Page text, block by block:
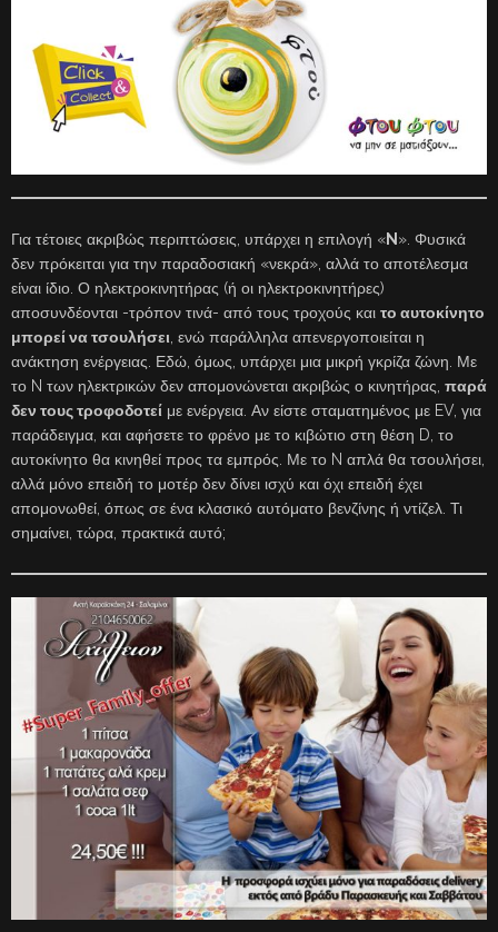
Για τέτοιες ακριβώς περιπτώσεις, υπάρχει η επιλογή «N ». Φυσικά
δεν πρόκειται για την παραδοσιακή «νεκρά», αλλά το αποτέλεσμα
είναι ίδιο. Ο ηλεκτροκινητήρας (ή οι ηλεκτροκινητήρες)
αποσυνδέονται -τρόπον τινά- από τους τροχούς και το αυτοκίνητο
μπορεί να τσουλήσει , ενώ παράλληλα απενεργοποιείται η
ανάκτηση ενέργειας. Εδώ, όμως, υπάρχει μια μικρή γκρίζα ζώνη. Με
το N των ηλεκτρικών δεν απομονώνεται ακριβώς ο κινητήρας, παρά
δεν τους τροφοδοτεί με ενέργεια. Αν είστε σταματημένος με EV, για
παράδειγμα, και αφήσετε το φρένο με το κιβώτιο στη θέση D, το
αυτοκίνητο θα κινηθεί προς τα εμπρός. Με το N απλά θα τσουλήσει,
αλλά μόνο επειδή το μοτέρ δεν δίνει ισχύ και όχι επειδή έχει
απομονωθεί, όπως σε ένα κλασικό αυτόματο βενζίνης ή ντίζελ. Τι
σημαίνει, τώρα, πρακτικά αυτό;